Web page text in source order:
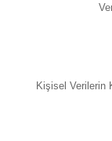
Kişisel Verilerin